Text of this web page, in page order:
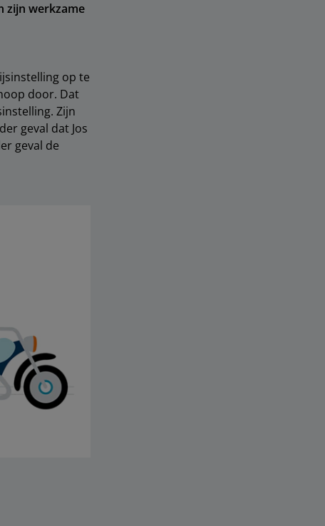
zijn werkzame
op te
door. Dat
Zijn
geval dat Jos
geval de